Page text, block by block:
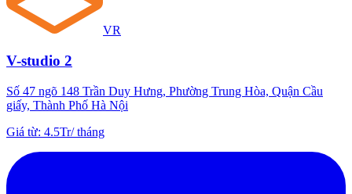
VR
V-studio 2
Số 47 ngõ 148 Trần Duy Hưng, Phường Trung Hòa, Quận Cầu
giấy, Thành Phố Hà Nội
Giá từ: 4.5Tr/tháng